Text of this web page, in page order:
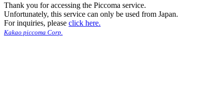
Thank you for accessing the Piccoma service.
Unfortunately, this service can only be used from Japan.
For inquiries, please click here.
Kakao piccoma Corp.